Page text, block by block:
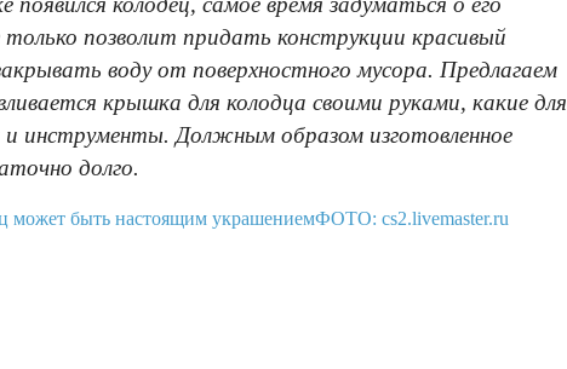
позволит придать конструкции красивый
воду от поверхностного мусора. Предлагаем
крышка для колодца своими руками, какие для
инструменты. Должным образом изготовленное
долго.